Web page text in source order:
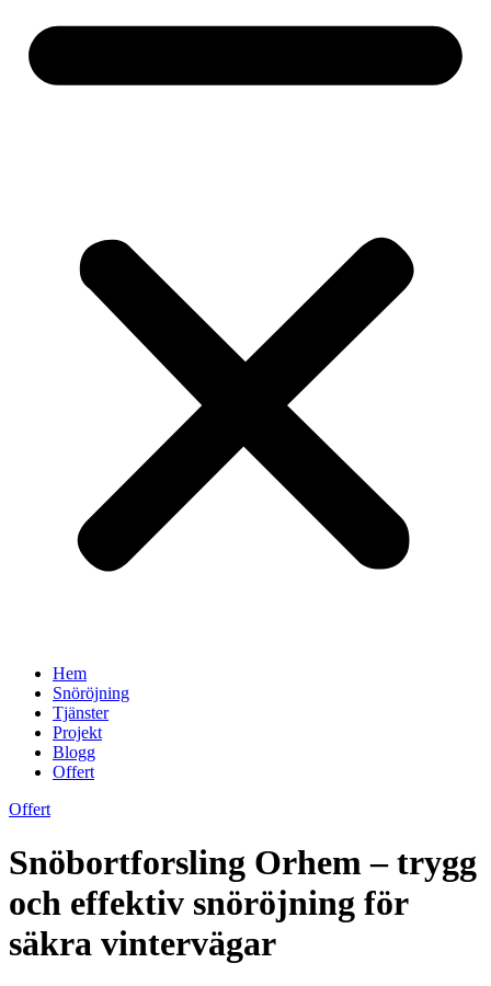
Hem
Snöröjning
Tjänster
Projekt
Blogg
Offert
Offert
Snöbortforsling Orhem – trygg
och effektiv snöröjning för
säkra vintervägar